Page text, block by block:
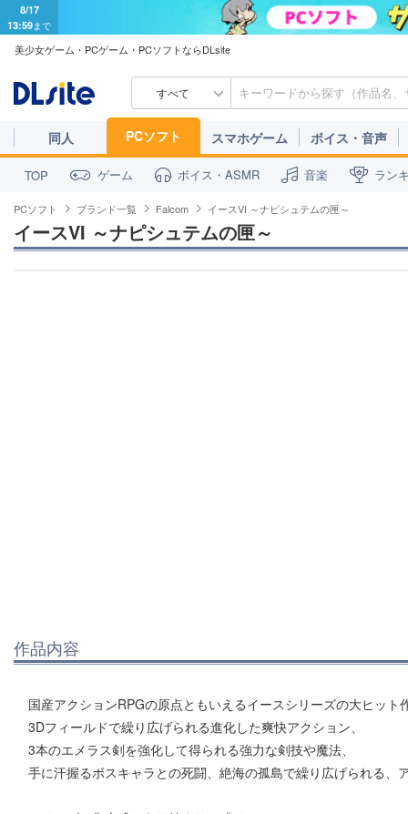
8/17
13:59まで
美少女ゲーム・PCゲーム・PCソフトならDLsite
すべて
同人 PCソフト スマホゲーム ボイス・音声
TOP ゲーム ボイス・ASMR 音楽 ラン
PCソフト ブランド一覧 Falcom イースVI ～ナピシュテムの匣～
イースVI ～ナピシュテムの匣～
作品内容
国産アクションRPGの原点ともいえるイースシリーズの大ヒット
3Dフィールドで繰り広げられる進化した爽快アクション、
3本のエメラス剣を強化して得られる強力な剣技や魔法、
手に汗握るボスキャラとの死闘、絶海の孤島で繰り広げられる、